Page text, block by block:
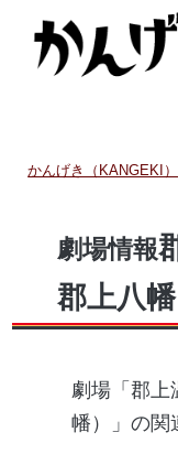
かんげき（KANGEKI）
劇場情報
郡上八
劇場「郡上
幡）」の関